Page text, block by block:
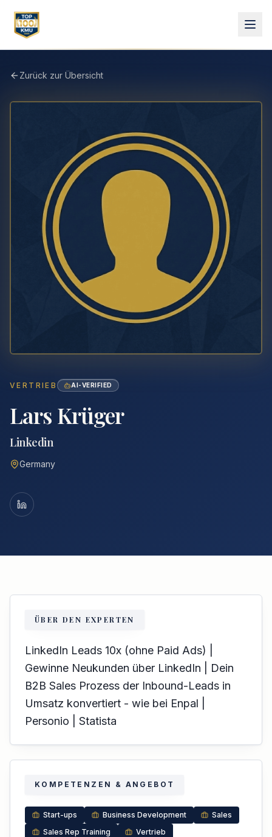
Zurück zur Übersicht
VERTRIEB AI-VERIFIED
Lars Krüger
Linkedin
Germany
ÜBER DEN EXPERTEN
LinkedIn Leads 10x (ohne Paid Ads) |
Gewinne Neukunden über LinkedIn | Dein
B2B Sales Prozess der Inbound-Leads in
Umsatz konvertiert - wie bei Enpal |
Personio | Statista
KOMPETENZEN & ANGEBOT
Start-ups Business Development
Sales
Sales Rep Training
Vertrieb